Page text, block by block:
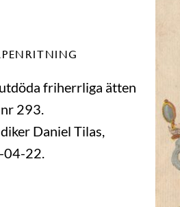
friherrliga ätten
293.
Daniel Tilas,
04-22.